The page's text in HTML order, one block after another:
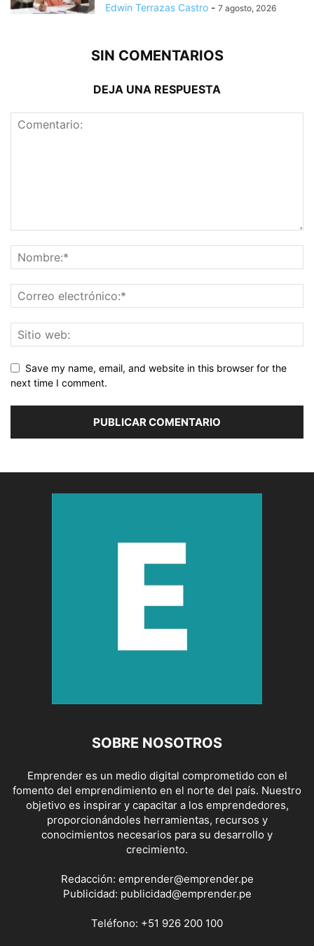
Edwin Terrazas Castro - 7 agosto, 2026
SIN COMENTARIOS
DEJA UNA RESPUESTA
Save my name, email, and website in this browser for the
next time I comment.
SOBRE NOSOTROS
Emprender es un medio digital comprometido con el
fomento del emprendimiento en el norte del país. Nuestro
objetivo es inspirar y capacitar a los emprendedores,
proporcionándoles herramientas, recursos y
conocimientos necesarios para su desarrollo y
crecimiento.
Redacción: emprender@emprender.pe
Publicidad: publicidad@emprender.pe
Teléfono: +51 926 200 100